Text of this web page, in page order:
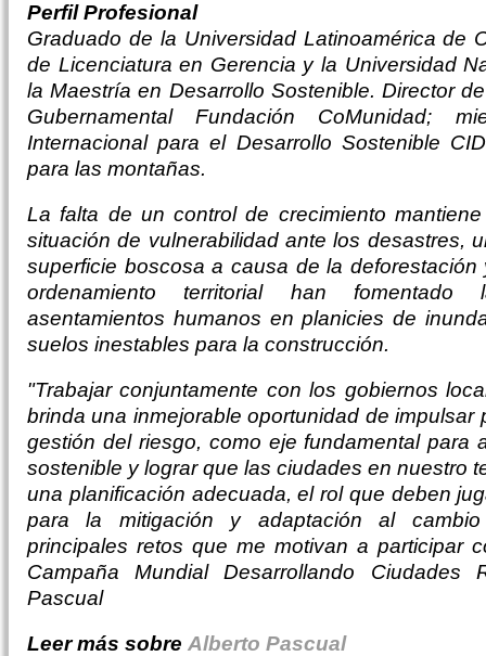
Perfil Profesional
Graduado de la Universidad Latinoamérica de
de Licenciatura en Gerencia y la Universidad
la Maestría en Desarrollo Sostenible. Director
Gubernamental Fundación CoMunidad;
Internacional para el Desarrollo Sostenible
para las montañas.
La falta de un control de crecimiento
situación de vulnerabilidad ante los desastres,
superficie boscosa a causa de la
ordenamiento territorial han
asentamientos humanos en planicies de
suelos inestables para la construcción.
"Trabajar conjuntamente con los gobiernos
brinda una inmejorable oportunidad de impulsar
gestión del riesgo, como eje fundamental para
sostenible y lograr que las ciudades en nuestro
una planificación adecuada, el rol que deben
para la mitigación y adaptación al
principales retos que me motivan a participar
Campaña Mundial Desarrollando Ciudades
Pascual
Leer más sobre Alberto Pascual